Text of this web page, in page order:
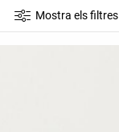
Mostra els filtres